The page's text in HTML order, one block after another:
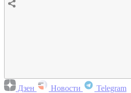
Дзен Новости Telegram